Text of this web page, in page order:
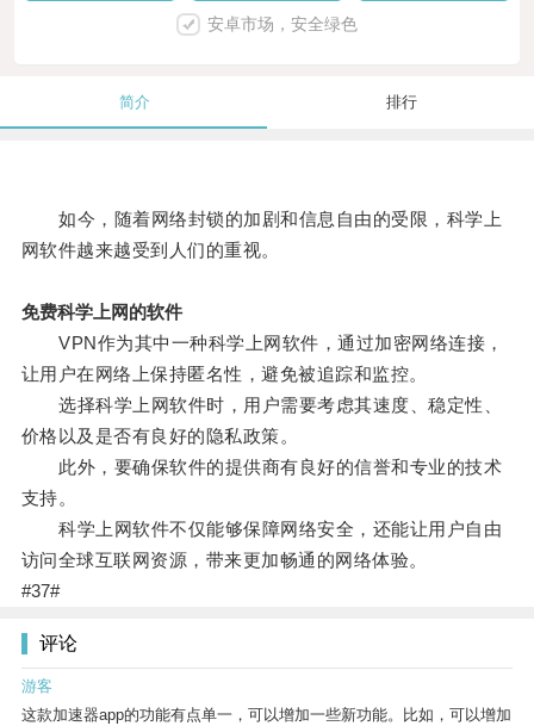
安卓市场，安全绿色
简介 排行
如今，随着网络封锁的加剧和信息自由的受限，科学上
网软件越来越受到人们的重视。
免费科学上网的软件
VPN作为其中一种科学上网软件，通过加密网络连接，
让用户在网络上保持匿名性，避免被追踪和监控。
选择科学上网软件时，用户需要考虑其速度、稳定性、
价格以及是否有良好的隐私政策。
此外，要确保软件的提供商有良好的信誉和专业的技术
支持。
科学上网软件不仅能够保障网络安全，还能让用户自由
访问全球互联网资源，带来更加畅通的网络体验。
#37#
评论
游客
这款加速器app的功能有点单一，可以增加一些新功能。比如，可以增加